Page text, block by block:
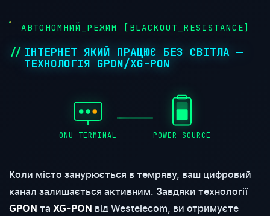
АВТОНОМНИЙ_РЕЖИМ [BLACKOUT_RESISTANCE]
ІНТЕРНЕТ ЯКИЙ ПРАЦЮЄ БЕЗ СВІТЛА —
ТЕХНОЛОГІЯ GPON/XG-PON
ONU_TERMINAL POWER_SOURCE
Коли місто занурюється в темряву, ваш цифровий
канал залишається активним. Завдяки технології
GPON та XG-PON від Westelecom, ви отримуєте